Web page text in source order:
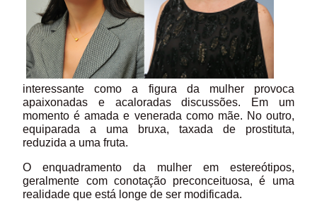
interessante como a figura da mulher provoca
apaixonadas e acaloradas discussões. Em um
momento é amada e venerada como mãe. No outro,
equiparada a uma bruxa, taxada de prostituta,
reduzida a uma fruta.
O enquadramento da mulher em estereótipos,
geralmente com conotação preconceituosa, é uma
realidade que está longe de ser modificada.